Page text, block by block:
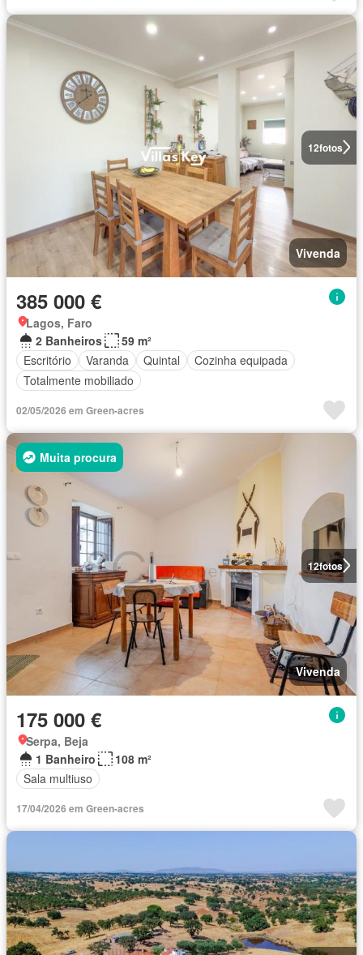
12fotos
Vivenda
385 000 €
Lagos, Faro
2 Banheiros
59 m²
Escritório
Varanda Quintal
Cozinha equipada
Totalmente mobiliado
02/05/2026 em Green-acres
12fotos
Muita procura
Vivenda
175 000 €
Serpa, Beja
1 Banheiro
108 m²
Sala multiuso
17/04/2026 em Green-acres